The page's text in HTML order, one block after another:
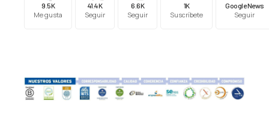
9.5K
Me gusta
41.4K
Seguir
6.6K
Seguir
1K
Suscríbete
Google News
Seguir